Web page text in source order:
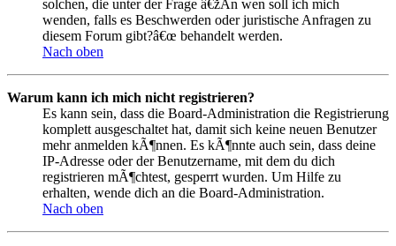
solchen, die unter der Frage â€žAn wen soll ich mich
wenden, falls es Beschwerden oder juristische Anfragen zu
diesem Forum gibt?â€œ behandelt werden.
Nach oben
Warum kann ich mich nicht registrieren?
Es kann sein, dass die Board-Administration die Registrierung
komplett ausgeschaltet hat, damit sich keine neuen Benutzer
mehr anmelden kÃ¶nnen. Es kÃ¶nnte auch sein, dass deine
IP-Adresse oder der Benutzername, mit dem du dich
registrieren mÃ¶chtest, gesperrt wurden. Um Hilfe zu
erhalten, wende dich an die Board-Administration.
Nach oben